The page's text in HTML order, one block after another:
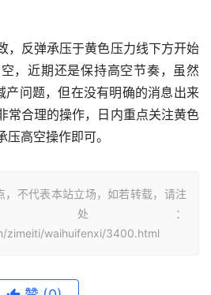
，反弹承压于黄色压力线下方开始
，近期还是保持高空节奏，虽然
产问题，但在没有明确的消息出来
常合理的操作，日内重点关注黄色
高空操作即可。
，不代表本站立场，如若转载，请注
处：
zimeiti/waihuifenxi/3400.html